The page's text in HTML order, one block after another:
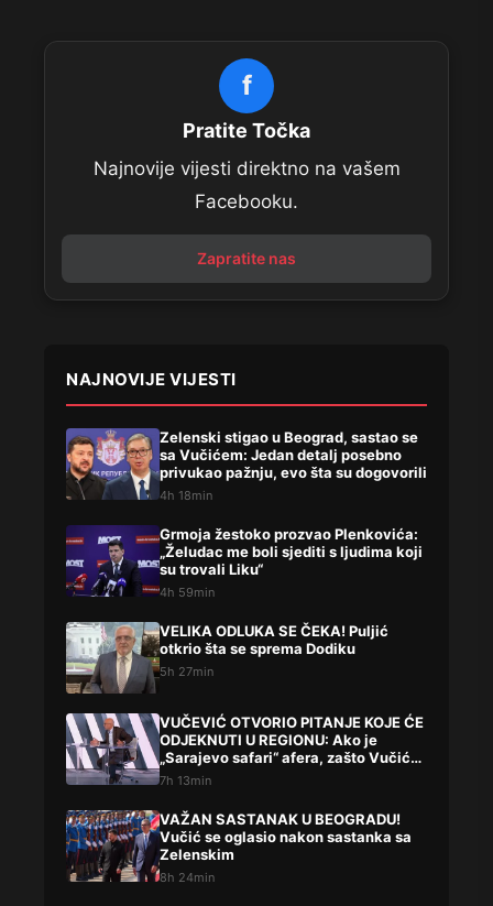
f
Pratite Točka
Najnovije vijesti direktno na vašem
Facebooku.
Zapratite nas
NAJNOVIJE VIJESTI
Zelenski stigao u Beograd, sastao se
sa Vučićem: Jedan detalj posebno
privukao pažnju, evo šta su dogovorili
4h 18min
Grmoja žestoko prozvao Plenkovića:
„Želudac me boli sjediti s ljudima koji
su trovali Liku“
4h 59min
VELIKA ODLUKA SE ČEKA! Puljić
otkrio šta se sprema Dodiku
5h 27min
VUČEVIĆ OTVORIO PITANJE KOJE ĆE
ODJEKNUTI U REGIONU: Ako je
„Sarajevo safari“ afera, zašto Vučića
niste procesuirali?!
7h 13min
VAŽAN SASTANAK U BEOGRADU!
Vučić se oglasio nakon sastanka sa
Zelenskim
8h 24min